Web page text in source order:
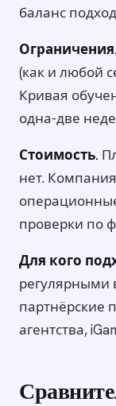
баланс
Ограничения.
(как и любой
Кривая
одна-две
Стоимость.
нет.
проверки по
Для кого
регулярными
партнёрские
агентства,